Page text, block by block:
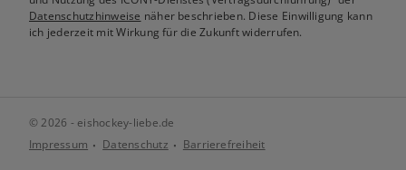
Datenschutzhinweise näher beschrieben. Diese Einwilligung kann
ich jederzeit mit Wirkung für die Zukunft widerrufen.
© 2026 - eishockey-liebe.de
Impressum
Datenschutz Barrierefreiheit